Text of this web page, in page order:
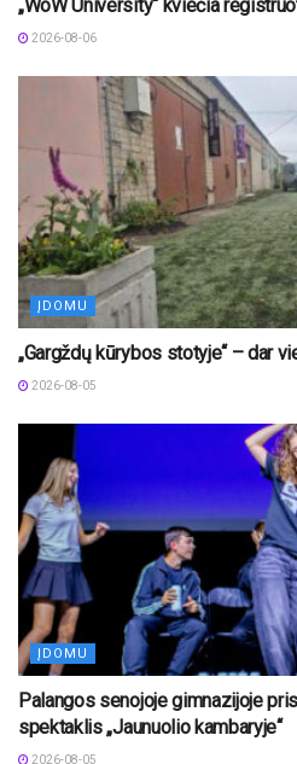
„WoW University“ kviečia
2026-08-06
ĮDOMU
„Gargždų kūrybos stotyje“ – dar
2026-08-05
ĮDOMU
Palangos senojoje gimnazijoje
spektaklis „Jaunuolio kambaryje“
2026-08-05